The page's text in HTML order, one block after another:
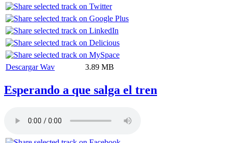
Descargar Wav 3.89 MB
Esperando a que salga el tren